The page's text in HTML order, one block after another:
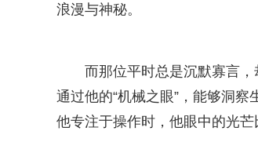
浪漫与神秘。
而那位平时总是沉默寡言
通过他的“机械之眼”，能够洞
他专注于操作时，他眼中的光